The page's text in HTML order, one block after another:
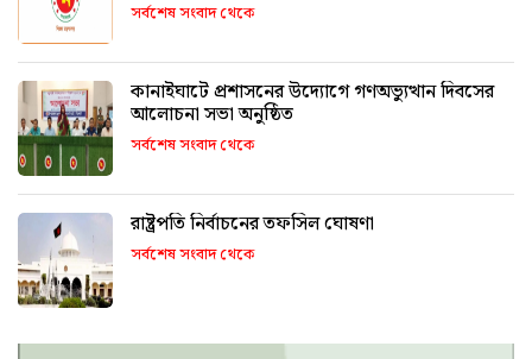
সর্বশেষ সংবাদ থেকে
কানাইঘাটে প্রশাসনের উদ্যোগে গণঅভ্যুত্থান দিবসের
আলোচনা সভা অনুষ্ঠিত
সর্বশেষ সংবাদ থেকে
রাষ্ট্রপতি নির্বাচনের তফসিল ঘোষণা
সর্বশেষ সংবাদ থেকে